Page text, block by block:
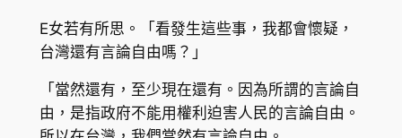
E女若有所思。「看發生這些事，我都會懷疑，
台灣還有言論自由嗎？」
「當然還有，至少現在還有。因為所謂的言論自
由，是指政府不能用權利迫害人民的言論自由。